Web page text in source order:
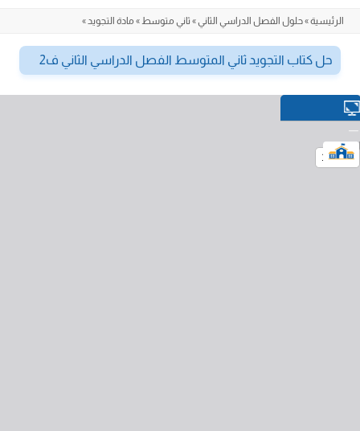
الرئيسية»حلول الفصل الدراسي الثاني» ثاني متوسط» مادة التجويد»
حل كتاب التجويد ثاني المتوسط الفصل الدراسي الثاني ف2